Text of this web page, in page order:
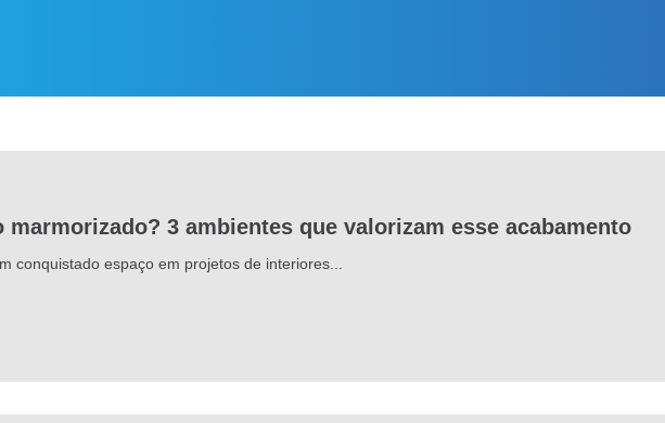
marmorizado? 3 ambientes que valorizam esse acabamento
conquistado espaço em projetos de interiores...